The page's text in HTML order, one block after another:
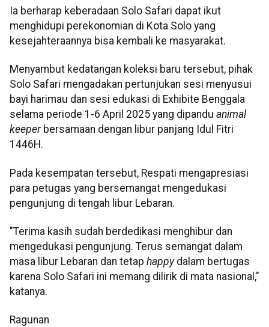
Ia berharap keberadaan Solo Safari dapat ikut
menghidupi perekonomian di Kota Solo yang
kesejahteraannya bisa kembali ke masyarakat.
Menyambut kedatangan koleksi baru tersebut, pihak
Solo Safari mengadakan pertunjukan sesi menyusui
bayi harimau dan sesi edukasi di Exhibite Benggala
selama periode 1-6 April 2025 yang dipandu animal
keeperbersamaan dengan libur panjang Idul Fitri
1446H.
Pada kesempatan tersebut, Respati mengapresiasi
para petugas yang bersemangat mengedukasi
pengunjung di tengah libur Lebaran.
"Terima kasih sudah berdedikasi menghibur dan
mengedukasi pengunjung. Terus semangat dalam
masa libur Lebaran dan tetap happydalam bertugas
karena Solo Safari ini memang dilirik di mata nasional,"
katanya.
Ragunan